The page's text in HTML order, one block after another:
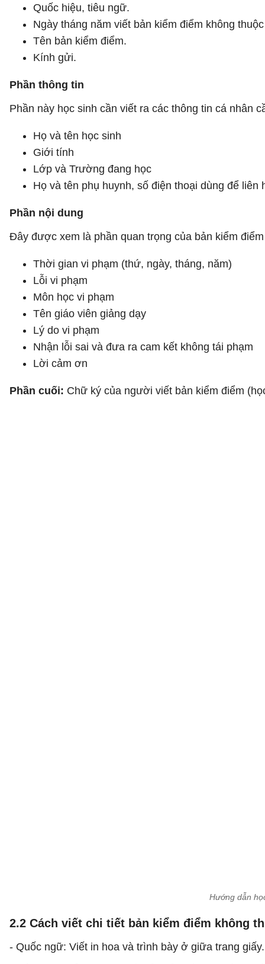
Quốc hiệu, tiêu ngữ.
Ngày tháng năm viết bản kiểm điểm không
Tên bản kiểm điểm.
Kính gửi.
Phần thông tin
Phần này học sinh cần viết ra các thông tin cá nhân
Họ và tên học sinh
Giới tính
Lớp và Trường đang học
Họ và tên phụ huynh, số điện thoại dùng để liên
Phần nội dung
Đây được xem là phần quan trọng của bản kiểm
Thời gian vi phạm (thứ, ngày, tháng, năm)
Lỗi vi phạm
Môn học vi phạm
Tên giáo viên giảng dạy
Lý do vi phạm
Nhận lỗi sai và đưa ra cam kết không tái phạm
Lời cảm ơn
Phần cuối: Chữ ký của người viết bản kiểm điểm
Hướng dẫn
2.2 Cách viết chi tiết bản kiểm điểm không
- Quốc ngữ: Viết in hoa và trình bày ở giữa trang giấy.